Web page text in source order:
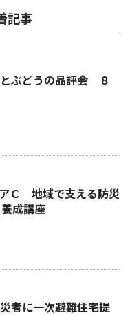
記事
ぶどうの品評会 ８
Ｃ 地域で支える防災
成講座
者に一次避難住宅提